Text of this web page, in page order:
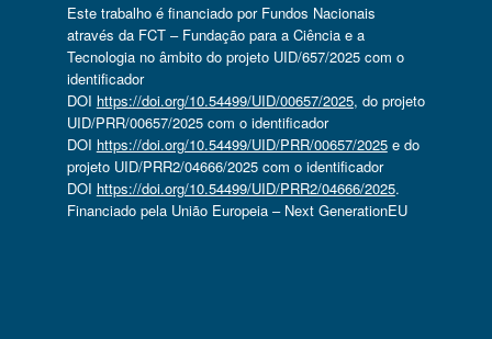
Este trabalho é financiado por Fundos Nacionais
através da FCT – Fundação para a Ciência e a
Tecnologia no âmbito do projeto UID/657/2025 com o
identificador
DOI https://doi.org/10.54499/UID/00657/2025, do projeto
UID/PRR/00657/2025 com o identificador
DOI https://doi.org/10.54499/UID/PRR/00657/2025e do
projeto UID/PRR2/04666/2025 com o identificador
DOI https://doi.org/10.54499/UID/PRR2/04666/2025.
Financiado pela União Europeia – Next GenerationEU